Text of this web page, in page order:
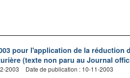
pour l'application de la réduction
(texte non paru au Journal
2003 Date de publication : 10-11-2003